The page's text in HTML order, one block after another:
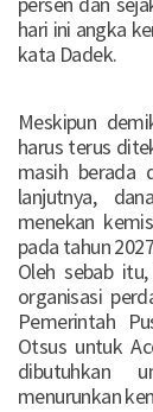
hari ini angka
kata Dadek.
Meskipun
harus terus
masih berada
lanjutnya,
menekan
pada tahun
Oleh sebab
organisasi
Pemerintah
Otsus untuk
dibutuhkan
menurunkan